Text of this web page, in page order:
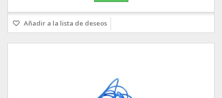
Añadir a la lista de deseos